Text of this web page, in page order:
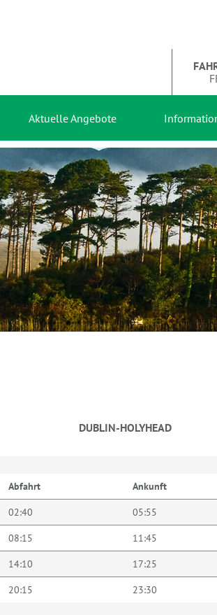
Aktuelle Angebote
DUBLIN-HOLYHEAD
Abfahrt Ankunft
02:40 05:55
08:15 11:45
14:10 17:25
20:15 23:30